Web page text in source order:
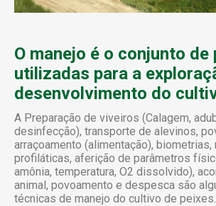
O manejo é o conjunto de
utilizadas para a
desenvolvimento do
A Preparação de viveiros (Calagem,
desinfecção), transporte de alevinos,
arraçoamento (alimentação), biometrias,
profiláticas, aferição de parâmetros
amônia, temperatura, O2 dissolvido),
animal, povoamento e despesca são
técnicas de manejo do cultivo de peixes.